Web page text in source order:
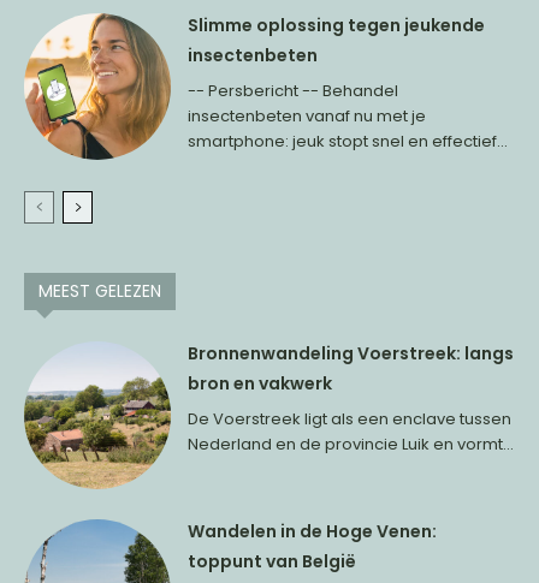
Slimme oplossing tegen jeukende
insectenbeten
-- Persbericht -- Behandel
insectenbeten vanaf nu met je
smartphone: jeuk stopt snel en effectief...
MEEST GELEZEN
Bronnenwandeling Voerstreek: langs
bron en vakwerk
De Voerstreek ligt als een enclave tussen
Nederland en de provincie Luik en vormt...
Wandelen in de Hoge Venen:
toppunt van België